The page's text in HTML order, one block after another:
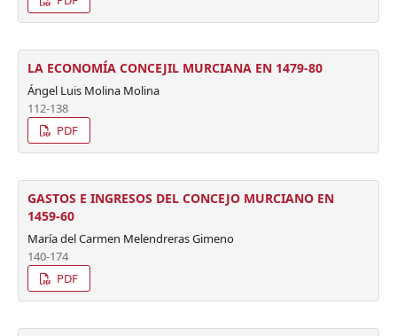
LA ECONOMÍA CONCEJIL MURCIANA EN 1479-80
Ángel Luis Molina Molina
112-138
PDF
GASTOS E INGRESOS DEL CONCEJO MURCIANO EN
1459-60
María del Carmen Melendreras Gimeno
140-174
PDF